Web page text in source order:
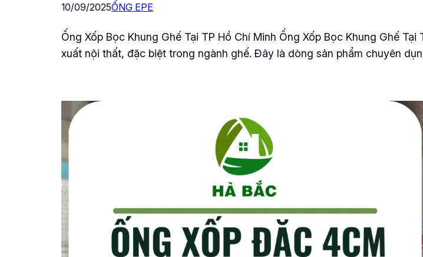
10/09/2025ỐNG EPE
Ống Xốp Bọc Khung Ghế Tại TP Hồ Chí Minh Ống Xốp Bọc Khung Ghế
xuất nội thất, đặc biệt trong ngành ghế. Đây là dòng sản phẩm chuyên